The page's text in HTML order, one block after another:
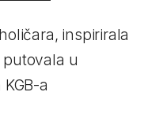
inspirirala
u
a